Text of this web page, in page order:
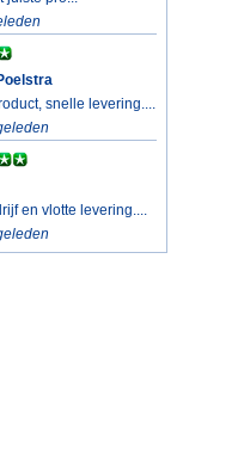
snelle levering....
en vlotte levering....